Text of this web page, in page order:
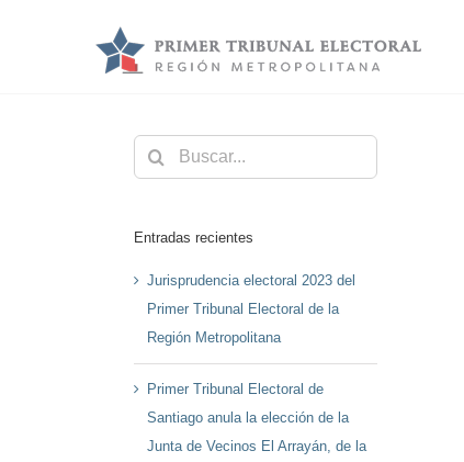
Buscar:
Entradas recientes
Jurisprudencia electoral 2023 del
Primer Tribunal Electoral de la
Región Metropolitana
Primer Tribunal Electoral de
Santiago anula la elección de la
Junta de Vecinos El Arrayán, de la